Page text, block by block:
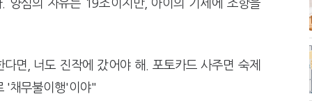
양심의 자유는 19조이지만, 아이의 기세에 조항을
면, 너도 진작에 갔어야 해. 포토카드 사주면 숙제
'채무불이행'이야"